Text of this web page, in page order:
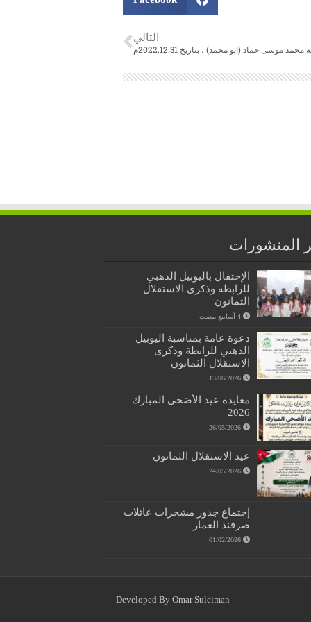
التالي
موسى حماد (ابو محمد) ، بتاريخ 2022.12.31م
المنشورات
الإحتفال باليوبيل الذهبي
للرابطة وذكرى الاستقلال
الثمانون
دعوة عامة بمناسبة اليوبيل
الذهبي للرابطة وذكرى
الاستقلال الثمانون
13/06/2026
معايدة عيد الأضحى المبارك
2026
26/05/2026
عيد الاستقلال الثمانون
24/05/2026
إجتماع جذور مشجرات عائلات
صرفند العمار
01/02/2026
Developed By Omar Suleiman